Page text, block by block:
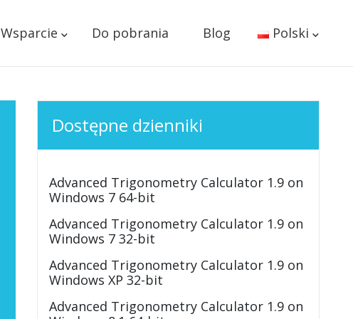
Wsparcie Do pobrania Blog Polski
Dostępne dzienniki
Advanced Trigonometry Calculator 1.9 on
Windows 7 64-bit
Advanced Trigonometry Calculator 1.9 on
Windows 7 32-bit
Advanced Trigonometry Calculator 1.9 on
Windows XP 32-bit
Advanced Trigonometry Calculator 1.9 on